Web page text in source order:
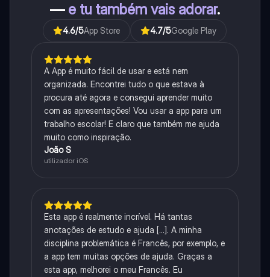
— e tu também vais adorar.
4.6/5App Store 4.7/5Google Play
A App é muito fácil de usar e está nem
organizada. Encontrei tudo o que estava à
procura até agora e consegui aprender muito
com as apresentações! Vou usar a app para um
trabalho escolar! E claro que também me ajuda
muito como inspiração.
João S
utilizador iOS
Esta app é realmente incrível. Há tantas
anotações de estudo e ajuda [...]. A minha
disciplina problemática é Francês, por exemplo, e
a app tem muitas opções de ajuda. Graças a
esta app, melhorei o meu Francês. Eu